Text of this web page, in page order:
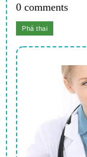
0 comments